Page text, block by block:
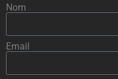
Nom
Email